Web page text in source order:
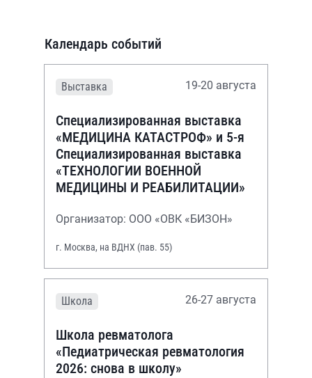
Календарь событий
Выставка 19-20 августа
Специализированная выставка
«МЕДИЦИНА КАТАСТРОФ» и 5-я
Специализированная выставка
«ТЕХНОЛОГИИ ВОЕННОЙ
МЕДИЦИНЫ И РЕАБИЛИТАЦИИ»
Организатор: ООО «ОВК «БИЗОН»
г. Москва, на ВДНХ (пав. 55)
Школа 26-27 августа
Школа ревматолога
«Педиатрическая ревматология
2026: снова в школу»